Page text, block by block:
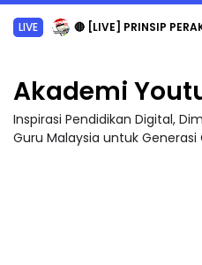
LIVE 🔴 [LIVE] PRINSIP PERAKAUNAN, PECUT SKOR SOALAN
Akademi
Inspirasi Pendidikan Digital,
Guru Malaysia untuk Generasi